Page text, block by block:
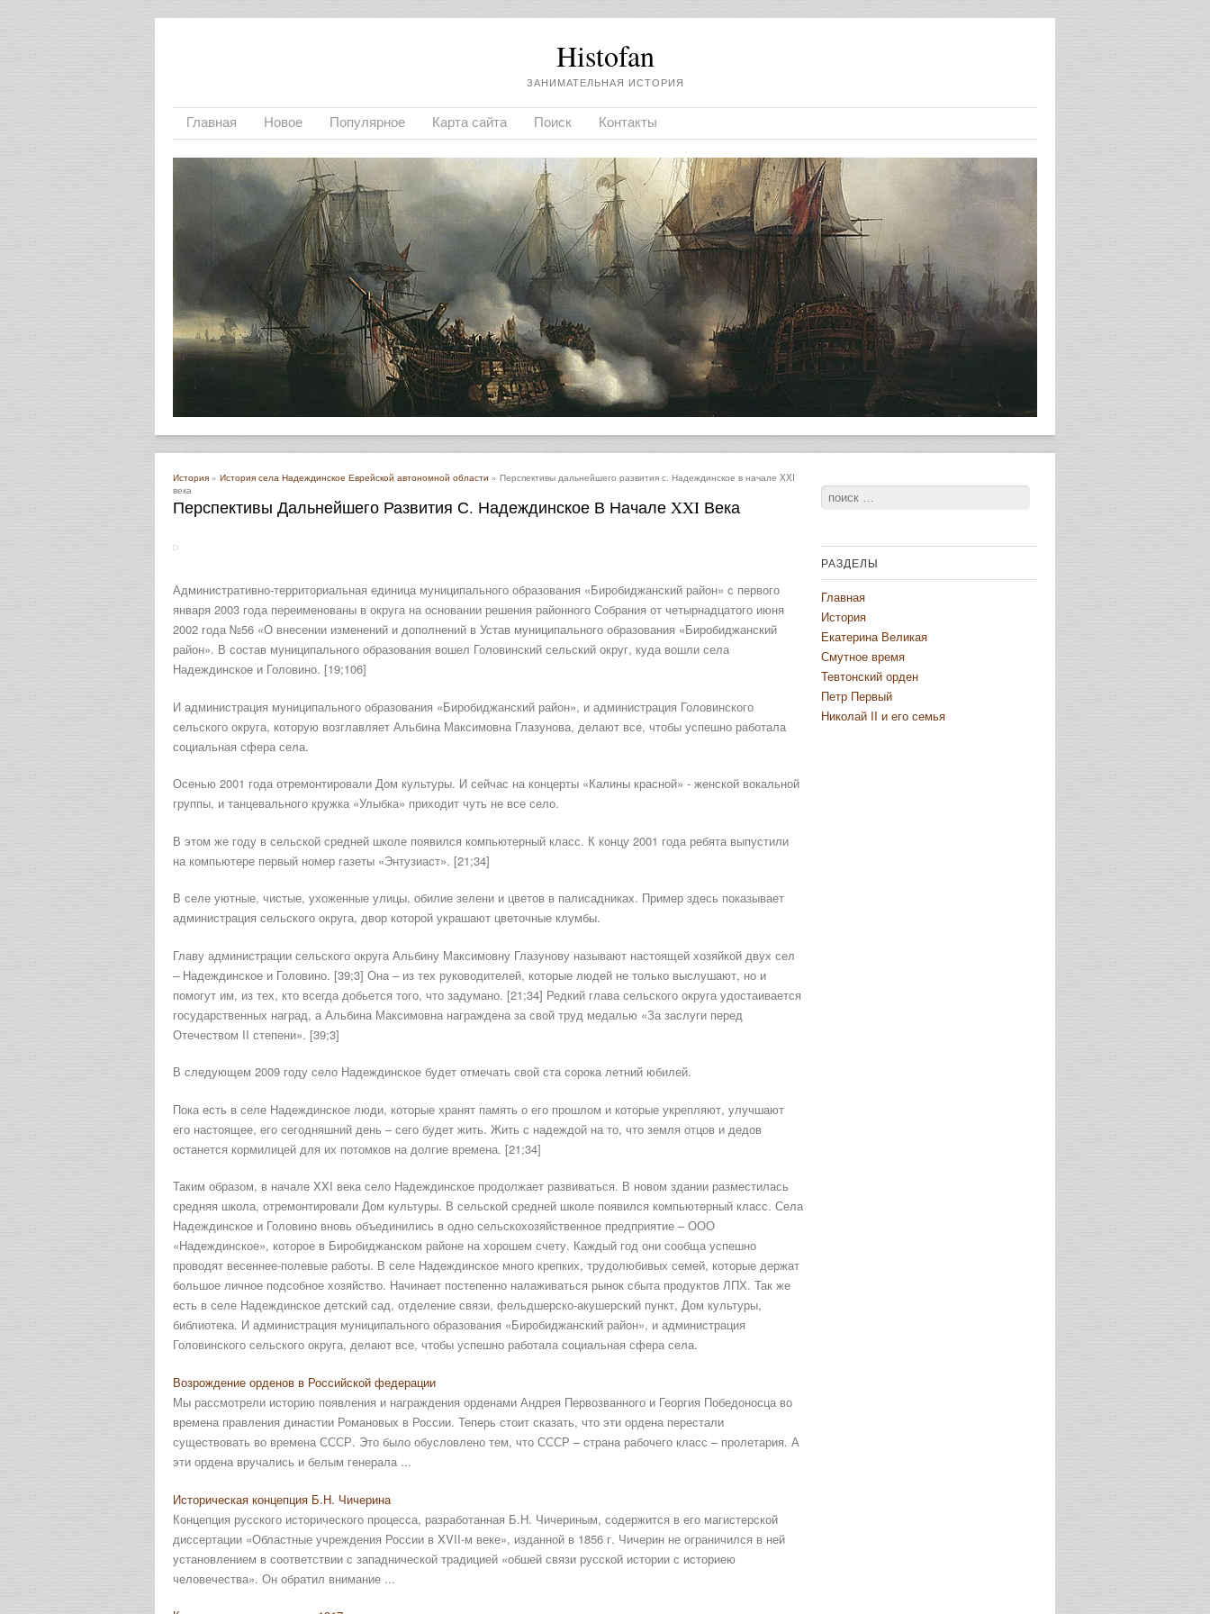
Histofan
ЗАНИМАТЕЛЬНАЯ ИСТОРИЯ
Главная Новое Популярное Карта сайта Поиск Контакты
История » История села Надеждинское Еврейской автономной области » Перспективы дальнейшего развития с. Надеждинское в начале XXI
века
Перспективы Дальнейшего Развития С. Надеждинское В Начале XXI Века
Административно-территориальная единица муниципального образования «Биробиджанский район» с первого
января 2003 года переименованы в округа на основании решения районного Собрания от четырнадцатого июня
2002 года №56 «О внесении изменений и дополнений в Устав муниципального образования «Биробиджанский
район». В состав муниципального образования вошел Головинский сельский округ, куда вошли села
Надеждинское и Головино. [19;106]
И администрация муниципального образования «Биробиджанский район», и администрация Головинского
сельского округа, которую возглавляет Альбина Максимовна Глазунова, делают все, чтобы успешно работала
социальная сфера села.
Осенью 2001 года отремонтировали Дом культуры. И сейчас на концерты «Калины красной» - женской вокальной
группы, и танцевального кружка «Улыбка» приходит чуть не все село.
В этом же году в сельской средней школе появился компьютерный класс. К концу 2001 года ребята выпустили
на компьютере первый номер газеты «Энтузиаст». [21;34]
В селе уютные, чистые, ухоженные улицы, обилие зелени и цветов в палисадниках. Пример здесь показывает
администрация сельского округа, двор которой украшают цветочные клумбы.
Главу администрации сельского округа Альбину Максимовну Глазунову называют настоящей хозяйкой двух сел
– Надеждинское и Головино. [39;3] Она – из тех руководителей, которые людей не только выслушают, но и
помогут им, из тех, кто всегда добьется того, что задумано. [21;34] Редкий глава сельского округа удостаивается
государственных наград, а Альбина Максимовна награждена за свой труд медалью «За заслуги перед
Отечеством II степени». [39;3]
В следующем 2009 году село Надеждинское будет отмечать свой ста сорока летний юбилей.
Пока есть в селе Надеждинское люди, которые хранят память о его прошлом и которые укрепляют, улучшают
его настоящее, его сегодняшний день – сего будет жить. Жить с надеждой на то, что земля отцов и дедов
останется кормилицей для их потомков на долгие времена. [21;34]
Таким образом, в начале XXI века село Надеждинское продолжает развиваться. В новом здании разместилась
средняя школа, отремонтировали Дом культуры. В сельской средней школе появился компьютерный класс. Села
Надеждинское и Головино вновь объединились в одно сельскохозяйственное предприятие – ООО
«Надеждинское», которое в Биробиджанском районе на хорошем счету. Каждый год они сообща успешно
проводят весеннее-полевые работы. В селе Надеждинское много крепких, трудолюбивых семей, которые держат
большое личное подсобное хозяйство. Начинает постепенно налаживаться рынок сбыта продуктов ЛПХ. Так же
есть в селе Надеждинское детский сад, отделение связи, фельдшерско-акушерский пункт, Дом культуры,
библиотека. И администрация муниципального образования «Биробиджанский район», и администрация
Головинского сельского округа, делают все, чтобы успешно работала социальная сфера села.
Возрождение орденов в Российской федерации
Мы рассмотрели историю появления и награждения орденами Андрея Первозванного и Георгия Победоносца во
времена правления династии Романовых в России. Теперь стоит сказать, что эти ордена перестали
существовать во времена СССР. Это было обусловлено тем, что СССР – страна рабочего класс – пролетария. А
эти ордена вручались и белым генерала ...
Историческая концепция Б.Н. Чичерина
Концепция русского исторического процесса, разработанная Б.Н. Чичериным, содержится в его магистерской
диссертации «Областные учреждения России в XVII-м веке», изданной в 1856 г. Чичерин не ограничился в ней
установлением в соответствии с западнической традицией «обшей связи русской истории с историею
человечества». Он обратил внимание ...
Поиск
РАЗДЕЛЫ
Главная
История
Екатерина Великая
Смутное время
Тевтонский орден
Петр Первый
Николай II и его семья